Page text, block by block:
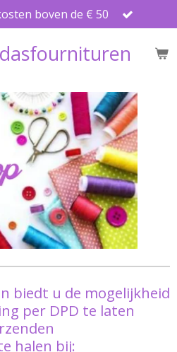
boven de € 50
biedt u de mogelijkheid
per DPD te laten
halen bij: